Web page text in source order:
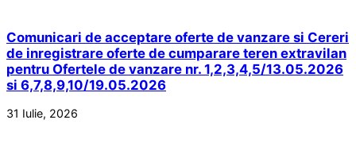
Comunicari de acceptare oferte de vanzare si Cereri
de inregistrare oferte de cumparare teren extravilan
pentru Ofertele de vanzare nr. 1,2,3,4,5/13.05.2026
si 6,7,8,9,10/19.05.2026
31 Iulie, 2026